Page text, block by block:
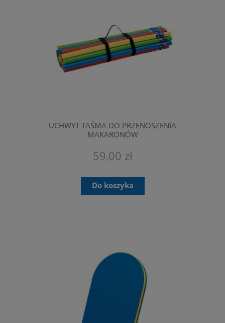
UCHWYT TAŚMA DO PRZENOSZENIA
MAKARONÓW
59,00 zł
Do koszyka